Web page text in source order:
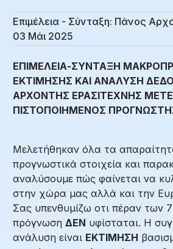
Επιμέλεια - Σύνταξη: Πάνος
03 Μάι 2025
ΕΠΙΜΕΛΕΙΑ-ΣΥΝΤΑΞΗ
ΕΚΤΙΜΗΣΗΣ ΚΑΙ ΑΝΑΛΥΣΗ
ΑΡΧΟΝΤΗΣ ΕΡΑΣΙΤΕΧΝΗΣ
ΠΙΣΤΟΠΟΙΗΜΕΝΟΣ
Μελετήθηκαν όλα τα
προγνωστικά στοιχεία και
αναλύσουμε πώς φαίνεται να
στην χώρα μας αλλά και την
Σας υπενθυμίζω οτι πέραν των
πρόγνωση ΔΕΝ υφίσταται. Η
ανάλυση είναι ΕΚΤΙΜΗΣΗ